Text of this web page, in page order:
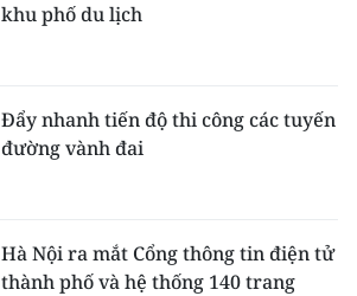
khu phố du lịch
Đẩy nhanh tiến độ thi công các tuyến
đường vành đai
Hà Nội ra mắt Cổng thông tin điện tử
thành phố và hệ thống 140 trang